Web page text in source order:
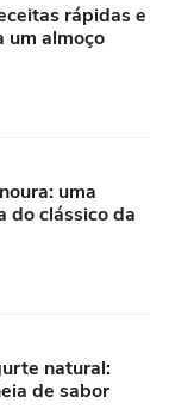
rápidas e
um almoço
uma
do clássico da
natural:
de sabor